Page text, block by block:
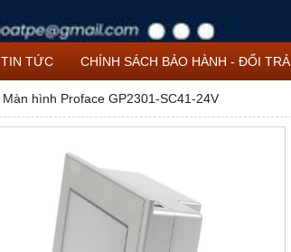
TIN TỨC CHÍNH SÁCH BẢO HÀNH - ĐỔI TRẢ
Màn hình Proface GP2301-SC41-24V